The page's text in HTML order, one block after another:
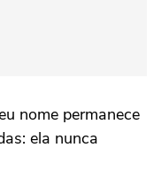
nome permanece
ela nunca